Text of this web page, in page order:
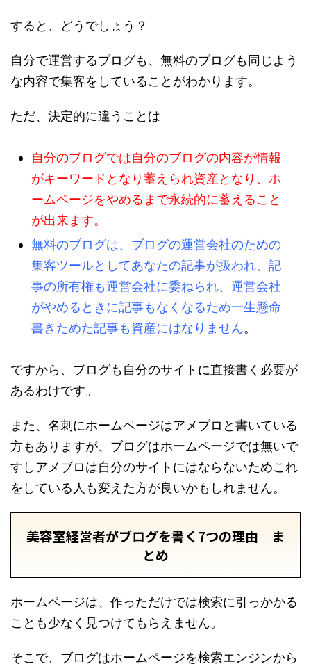
すると、どうでしょう？
自分で運営するブログも、無料のブログも同じよう
な内容で集客をしていることがわかります。
ただ、決定的に違うことは
自分のブログでは自分のブログの内容が情報
がキーワードとなり蓄えられ資産となり、ホ
ームページをやめるまで永続的に蓄えること
が出来ます。
無料のブログは、ブログの運営会社のための
集客ツールとしてあなたの記事が扱われ、記
事の所有権も運営会社に委ねられ、運営会社
がやめるときに記事もなくなるため一生懸命
書きためた記事も資産にはなりません。
ですから、ブログも自分のサイトに直接書く必要が
あるわけです。
また、名刺にホームページはアメブロと書いている
方もありますが、ブログはホームページでは無いで
すしアメブロは自分のサイトにはならないためこれ
をしている人も変えた方が良いかもしれません。
美容室経営者がブログを書く7つの理由 ま
とめ
ホームページは、作っただけでは検索に引っかかる
ことも少なく見つけてもらえません。
そこで、ブログはホームページを検索エンジンから